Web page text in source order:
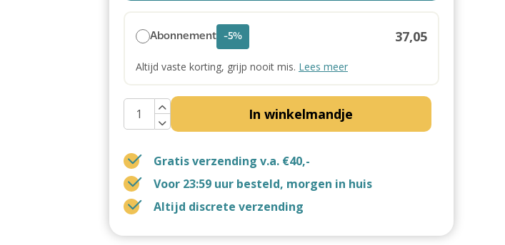
Abonnement -5% 37,05
Altijd vaste korting, grijp nooit mis. Lees meer
In winkelmandje
Gratis verzending v.a. €40,-
Voor 23:59 uur besteld, morgen in huis
Altijd discrete verzending